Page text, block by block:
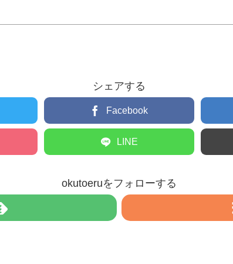
シェアする
Facebook
LINE
okutoeruをフォローする